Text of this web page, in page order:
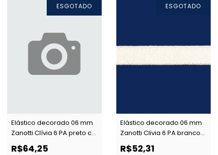
ESGOTADO
Elástico decorado 06 mm
Zanotti Clívia 6 PA preto c/
50 m
R$64,25
ESGOTADO
Elástico decorado 06 mm
Zanotti Clivia 6 PA branco
c/ 50 m
R$52,31